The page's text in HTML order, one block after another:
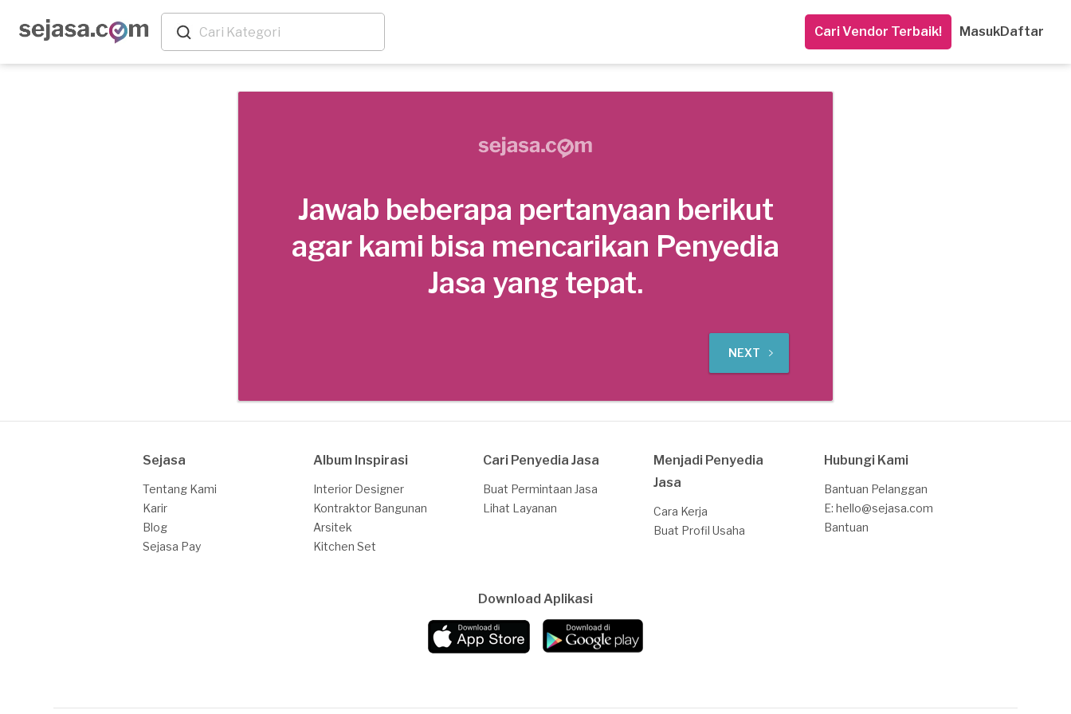
Cari Vendor Terbaik! MasukDaftar
Jawab beberapa pertanyaan berikut
agar kami bisa mencarikan Penyedia
Jasa yang tepat.
NEXT
Sejasa
Tentang Kami
Karir
Blog
Sejasa Pay
Album Inspirasi
Interior Designer
Kontraktor Bangunan
Arsitek
Kitchen Set
Cari Penyedia Jasa
Buat Permintaan Jasa
Lihat Layanan
Menjadi Penyedia
Jasa
Cara Kerja
Buat Profil Usaha
Hubungi Kami
Bantuan Pelanggan
E: hello@sejasa.com
Bantuan
Download Aplikasi